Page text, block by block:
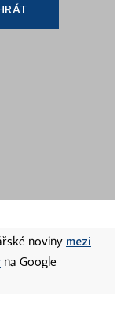
noviny mezi
na Google